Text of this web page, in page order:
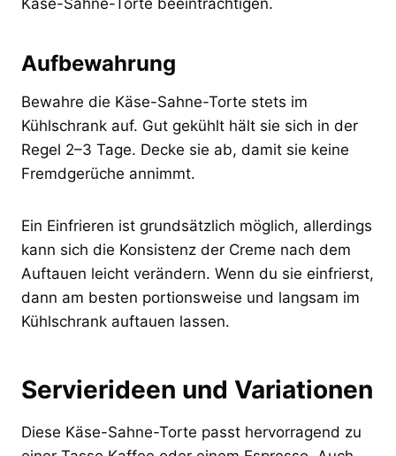
Aufbewahrung
Bewahre die Käse-Sahne-Torte stets im
Kühlschrank auf. Gut gekühlt hält sie sich in der
Regel 2–3 Tage. Decke sie ab, damit sie keine
Fremdgerüche annimmt.
Ein Einfrieren ist grundsätzlich möglich, allerdings
kann sich die Konsistenz der Creme nach dem
Auftauen leicht verändern. Wenn du sie einfrierst,
dann am besten portionsweise und langsam im
Kühlschrank auftauen lassen.
Servierideen und Variationen
Diese Käse-Sahne-Torte passt hervorragend zu